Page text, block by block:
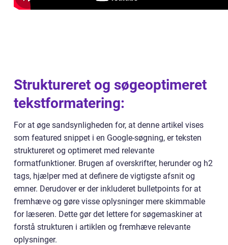
Struktureret og søgeoptimeret
tekstformatering:
For at øge sandsynligheden for, at denne artikel vises
som featured snippet i en Google-søgning, er teksten
struktureret og optimeret med relevante
formatfunktioner. Brugen af overskrifter, herunder og h2
tags, hjælper med at definere de vigtigste afsnit og
emner. Derudover er der inkluderet bulletpoints for at
fremhæve og gøre visse oplysninger mere skimmable
for læseren. Dette gør det lettere for søgemaskiner at
forstå strukturen i artiklen og fremhæve relevante
oplysninger.